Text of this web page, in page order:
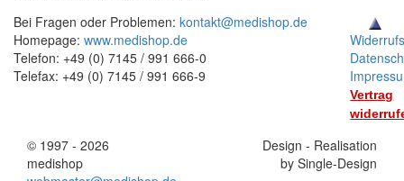
Bei Fragen oder Problemen: kontakt@medishop.de
Homepage: www.medishop.de
Telefon: +49 (0) 7145 / 991 666-0
Telefax: +49 (0) 7145 / 991 666-9
Vertrag
© 1997 - 2026
medishop
Design - Realisation
by Single-Design